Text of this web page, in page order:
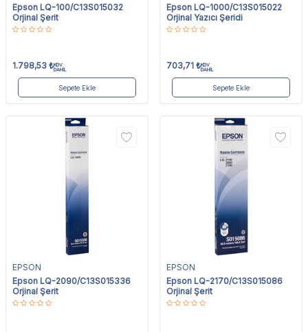
Epson LQ-100/C13S015032
Orjinal Şerit
1.798,53 ₺KDV
DAHİL
Sepete Ekle
Epson LQ-1000/C13S015022
Orjinal Yazıcı Şeridi
703,71 ₺KDV
DAHİL
Sepete Ekle
EPSON
Epson LQ-2090/C13S015336
Orjinal Şerit
EPSON
Epson LQ-2170/C13S015086
Orjinal Şerit